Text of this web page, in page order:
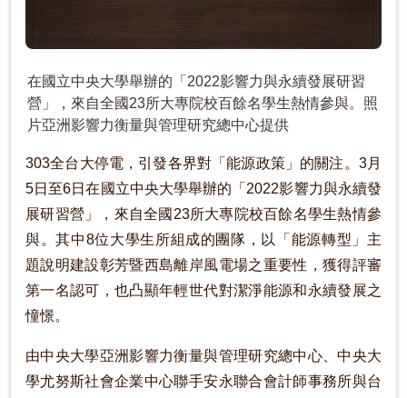
在國立中央大學舉辦的「2022影響力與永續發展研習
營」，來自全國23所大專院校百餘名學生熱情參與。照
片亞洲影響力衡量與管理研究總中心提供
303全台大停電，引發各界對「能源政策」的關注。3月
5日至6日在國立中央大學舉辦的「2022影響力與永續發
展研習營」，來自全國23所大專院校百餘名學生熱情參
與。其中8位大學生所組成的團隊，以「能源轉型」主
題說明建設彰芳暨西島離岸風電場之重要性，獲得評審
第一名認可，也凸顯年輕世代對潔淨能源和永續發展之
憧憬。
由中央大學亞洲影響力衡量與管理研究總中心、中央大
學尤努斯社會企業中心聯手安永聯合會計師事務所與台